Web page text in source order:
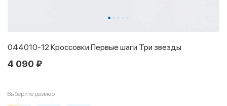
044010-12 Кроссовки Первые шаги Три звезды
4 090 ₽
Выберите размер